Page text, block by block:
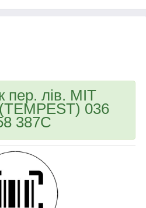
пер. лів. MIT
036
387C